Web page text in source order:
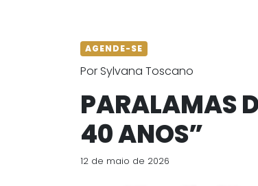
AGENDE-SE
Por Sylvana Toscano
PARALAMAS
40 ANOS”
12 de maio de 2026